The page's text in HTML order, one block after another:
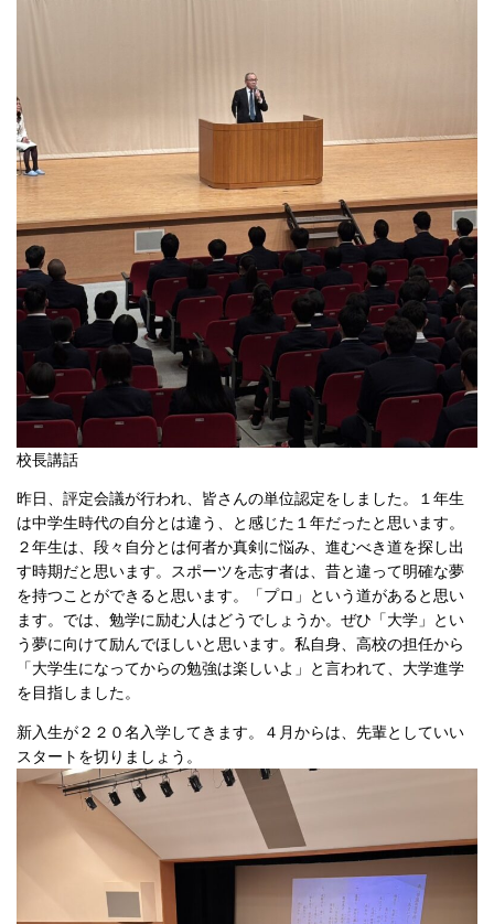
校長講話
昨日、評定会議が行われ、皆さんの単位認定をしました。１年生
は中学生時代の自分とは違う、と感じた１年だったと思います。
２年生は、段々自分とは何者か真剣に悩み、進むべき道を探し出
す時期だと思います。スポーツを志す者は、昔と違って明確な夢
を持つことができると思います。「プロ」という道があると思い
ます。では、勉学に励む人はどうでしょうか。ぜひ「大学」とい
う夢に向けて励んでほしいと思います。私自身、高校の担任から
「大学生になってからの勉強は楽しいよ」と言われて、大学進学
を目指しました。
新入生が２２０名入学してきます。４月からは、先輩としていい
スタートを切りましょう。